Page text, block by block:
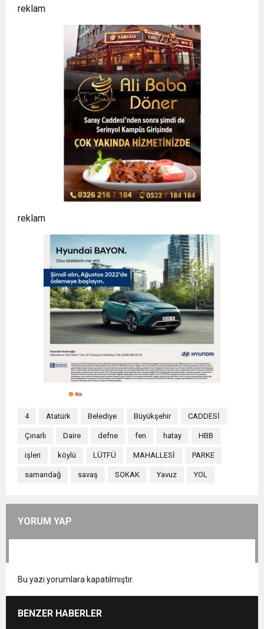
reklam
reklam
4 Atatürk Belediye Büyükşehir CADDESİ
Çınarlı Daire defne fen hatay HBB
işleri köylü LÜTFÜ MAHALLESİ PARKE
samandağ savaş SOKAK Yavuz YOL
YORUM YAP
Bu yazı yorumlara kapatılmıştır.
BENZER HABERLER